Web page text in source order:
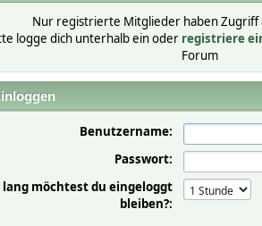
Nur registrierte Mitglieder haben Zugriff
logge dich unterhalb ein oder registriere
Forum
Benutzername:
Passwort:
lang möchtest du eingeloggt
bleiben?: